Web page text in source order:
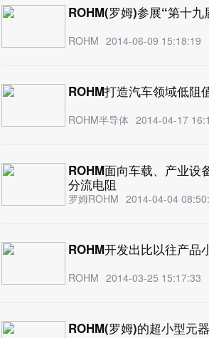
ROHM(罗姆)参展“第十
ROHM 2014-06-09 15:18:19
ROHM打造汽车领域低阻
ROHM半导体 2014-04-17
ROHM面向车载、产业设
分流电阻
罗姆ROHM 2014-04-04
ROHM开发出比以往产品
ROHM 2014-03-25 15:17:33
ROHM(罗姆)的超小型元